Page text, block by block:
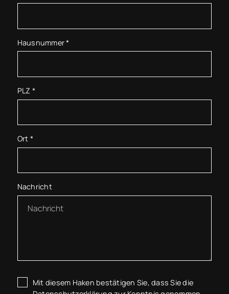
Hausnummer*
PLZ *
Ort *
Nachricht
Mit diesem Haken bestätigen Sie, dass Sie die